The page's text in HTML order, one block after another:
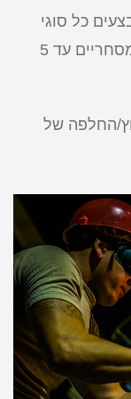
כל סוגי
הטיפולים והתיקונים לרכבים פרטיים ומסחריים עד 5
ועד שיפוץ/החלפה של